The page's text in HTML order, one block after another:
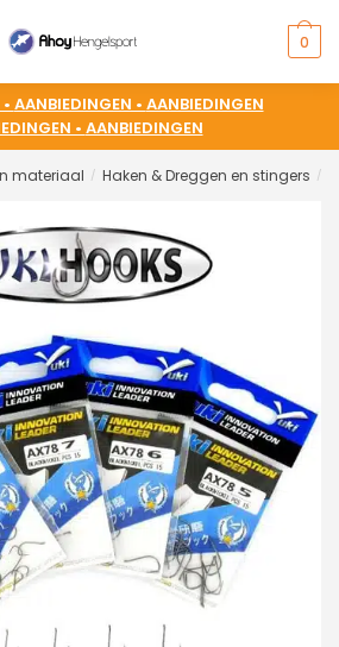
0
AANBIEDINGEN • AANBIEDINGEN
• AANBIEDINGEN
materiaal / Haken & Dreggen en stingers /